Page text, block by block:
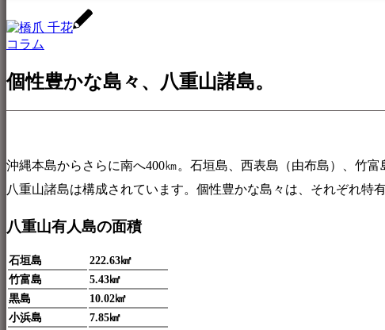
コラム
個性豊かな島々、八重山諸島。
沖縄本島からさらに南へ400㎞。石垣島、西表島（由布島）、竹
八重山諸島は構成されています。個性豊かな島々は、それぞれ特
八重山有人島の面積
石垣島
222.63㎢
竹富島
5.43㎢
黒島
10.02㎢
小浜島
7.85㎢